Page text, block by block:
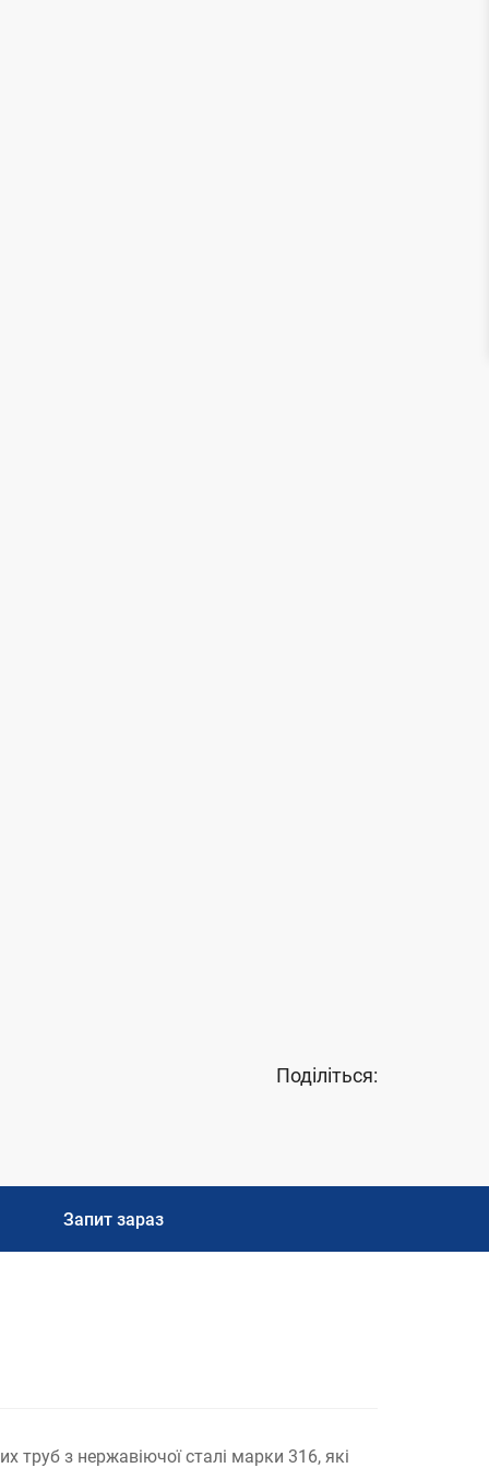
Поділіться:
Запит зараз
труб з нержавіючої сталі марки 316, які